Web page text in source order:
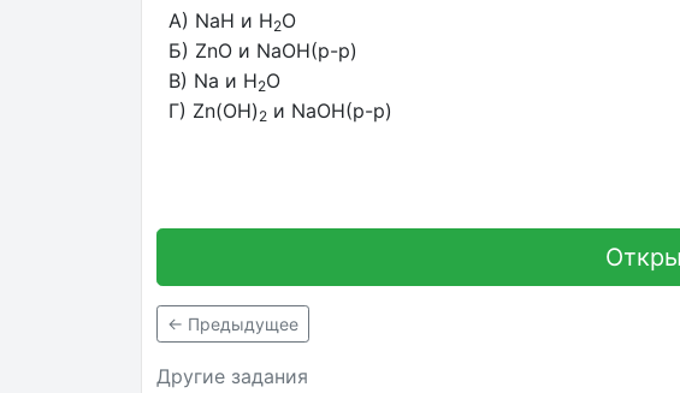
А) NaH и H2O
Б) ZnO и NaOH(р-р)
В) Na и H2O
Г) Zn(OH) 2 и NaOH(р-р)
← Предыдущее
Другие задания